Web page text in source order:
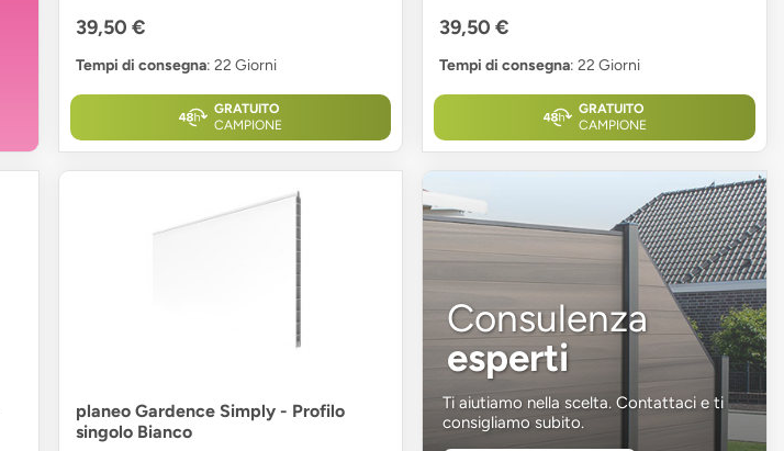
39,50 €
Tempi di consegna: 22 Giorni
GRATUITO
CAMPIONE
39,50 €
Tempi di consegna: 22 Giorni
GRATUITO
CAMPIONE
planeo Gardence Simply - Profilo
singolo Bianco
Consulenza
esperti
Ti aiutiamo nella scelta. Contattaci e ti
consigliamo subito.